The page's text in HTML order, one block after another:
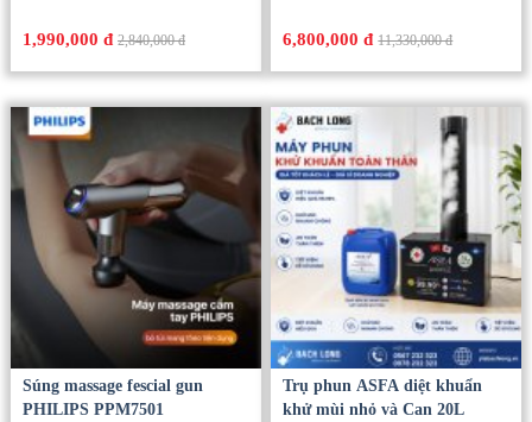
1,990,000 đ 2,840,000 đ 6,800,000 đ 11,330,000 đ
Súng massage fescial gun
PHILIPS PPM7501
Trụ phun ASFA diệt khuẩn
khử mùi nhỏ và Can 20L